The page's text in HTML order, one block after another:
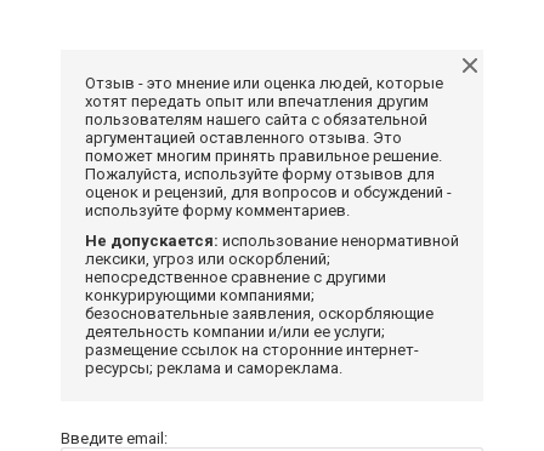
Отзыв - это мнение или оценка людей, которые
хотят передать опыт или впечатления другим
пользователям нашего сайта с обязательной
аргументацией оставленного отзыва. Это
поможет многим принять правильное решение.
Пожалуйста, используйте форму отзывов для
оценок и рецензий, для вопросов и обсуждений -
используйте форму комментариев.
Не допускается: использование ненормативной
лексики, угроз или оскорблений;
непосредственное сравнение с другими
конкурирующими компаниями;
безосновательные заявления, оскорбляющие
деятельность компании и/или ее услуги;
размещение ссылок на сторонние интернет-
ресурсы; реклама и самореклама.
Введите email: